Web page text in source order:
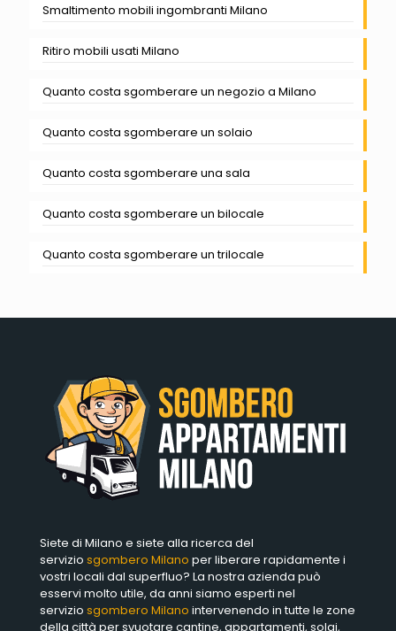
Smaltimento mobili ingombranti Milano
Ritiro mobili usati Milano
Quanto costa sgomberare un negozio a Milano
Quanto costa sgomberare un solaio
Quanto costa sgomberare una sala
Quanto costa sgomberare un bilocale
Quanto costa sgomberare un trilocale
Siete di Milano e siete alla ricerca del
servizio sgombero Milano per liberare rapidamente i
vostri locali dal superfluo? La nostra azienda può
esservi molto utile, da anni siamo esperti nel
servizio sgombero Milano intervenendo in tutte le zone
della città per svuotare cantine, appartamenti, solai,